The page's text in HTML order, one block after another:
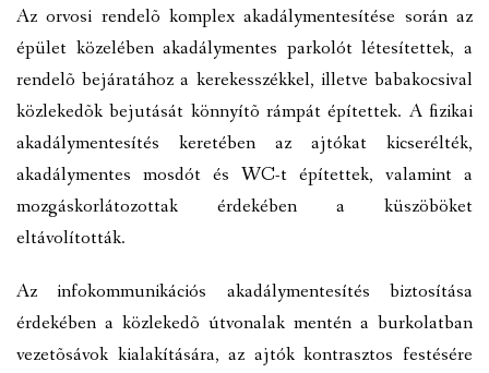
Az orvosi rendelõ komplex akadálymentesítése során az
épület közelében akadálymentes parkolót létesítettek, a
rendelõ bejáratához a kerekesszékkel, illetve babakocsival
közlekedõk bejutását könnyítõ rámpát építettek. A fizikai
akadálymentesítés keretében az ajtókat kicserélték,
akadálymentes mosdót és WC-t építettek, valamint a
mozgáskorlátozottak érdekében a küszöböket
eltávolították.
Az infokommunikációs akadálymentesítés biztosítása
érdekében a közlekedõ útvonalak mentén a burkolatban
vezetõsávok kialakítására, az ajtók kontrasztos festésére